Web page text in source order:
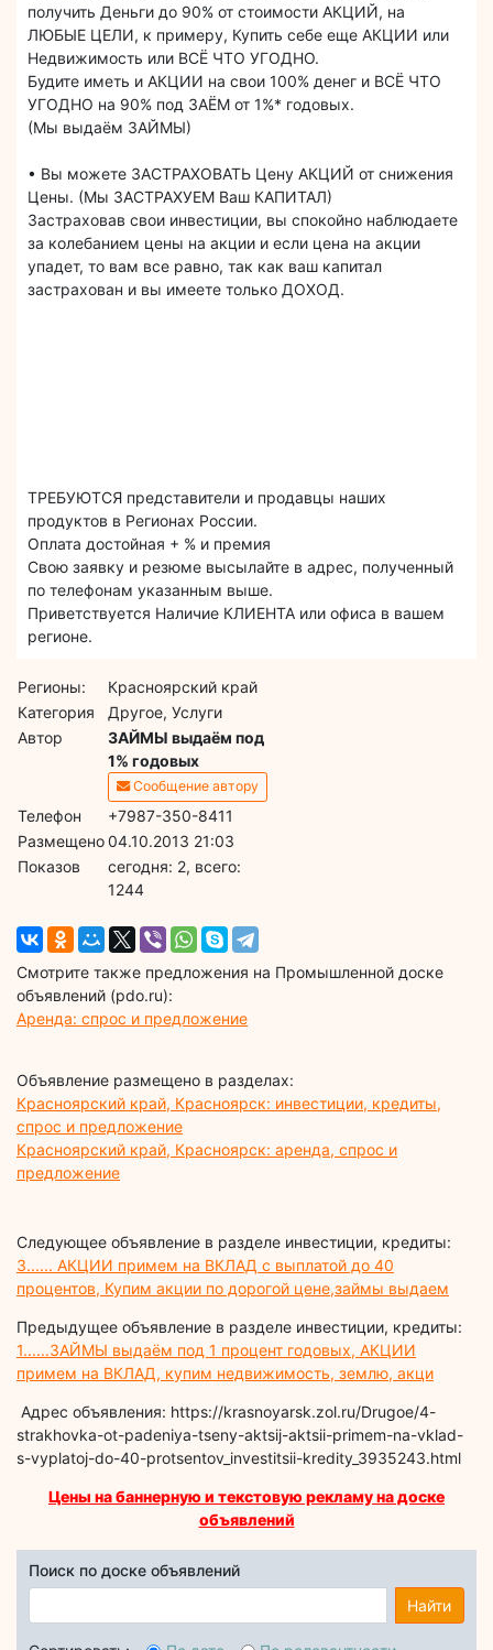
получить Деньги до 90% от стоимости АКЦИЙ, на
ЛЮБЫЕ ЦЕЛИ, к примеру, Купить себе еще АКЦИИ или
Недвижимость или ВСЁ ЧТО УГОДНО.
Будите иметь и АКЦИИ на свои 100% денег и ВСЁ ЧТО
УГОДНО на 90% под ЗАЁМ от 1%* годовых.
(Мы выдаём ЗАЙМЫ)
• Вы можете ЗАСТРАХОВАТЬ Цену АКЦИЙ от снижения
Цены. (Мы ЗАСТРАХУЕМ Ваш КАПИТАЛ)
Застраховав свои инвестиции, вы спокойно наблюдаете
за колебанием цены на акции и если цена на акции
упадет, то вам все равно, так как ваш капитал
застрахован и вы имеете только ДОХОД.
ТРЕБУЮТСЯ представители и продавцы наших
продуктов в Регионах России.
Оплата достойная + % и премия
Свою заявку и резюме высылайте в адрес, полученный
по телефонам указанным выше.
Приветствуется Наличие КЛИЕНТА или офиса в вашем
регионе.
Регионы:
Красноярский край
Категория
Другое, Услуги
Автор
ЗАЙМЫ выдаём под
1% годовых
Сообщение автору
Телефон
+7987-350-8411
Размещено04.10.2013 21:03
Показов
cегодня: 2, всего:
1244
Смотрите также предложения на Промышленной доске
объявлений (pdo.ru):
Аренда: спрос и предложение
Объявление размещено в разделах:
Красноярский край, Красноярск: инвестиции, кредиты,
спрос и предложение
Красноярский край, Красноярск: аренда, спрос и
предложение
Следующее объявление в разделе инвестиции, кредиты:
3...... АКЦИИ примем на ВКЛАД с выплатой до 40
процентов, Купим акции по дорогой цене,займы выдаем
Предыдущее объявление в разделе инвестиции, кредиты:
1......ЗАЙМЫ выдаём под 1 процент годовых, АКЦИИ
примем на ВКЛАД, купим недвижимость, землю, акци
Адрес объявления: https://krasnoyarsk.zol.ru/Drugoe/4-
strakhovka-ot-padeniya-tseny-aktsij-aktsii-primem-na-vklad-
s-vyplatoj-do-40-protsentov_investitsii-kredity_3935243.html
Цены на баннерную и текстовую рекламу на доске
объявлений
Поиск по доске объявлений
Найти